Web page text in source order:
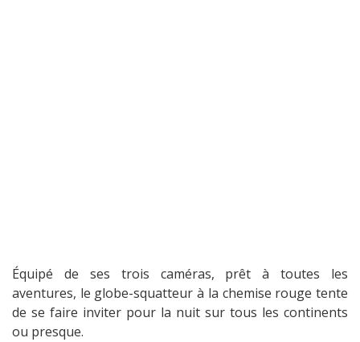
Équipé de ses trois caméras, prêt à toutes les
aventures, le globe-squatteur à la chemise rouge tente
de se faire inviter pour la nuit sur tous les continents
ou presque.